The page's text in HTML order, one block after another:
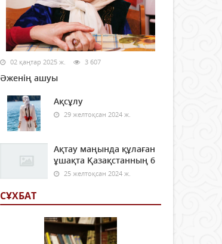
02 қаңтар 2025 ж. 3 607
Әженің ашуы
Ақсұлу
29 желтоқсан 2024 ж.
Ақтау маңында құлаған
ұшақта Қазақстанның 6
25 желтоқсан 2024 ж.
СҰХБАТ